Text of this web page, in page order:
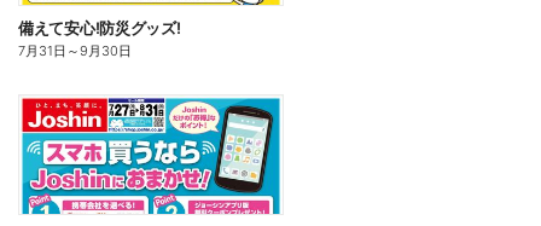
備えて安心!防災グッズ!
7月31日 ～9月30日